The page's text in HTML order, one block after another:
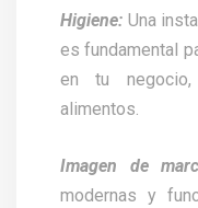
Higiene: Una
es fundamental
en tu negocio,
alimentos.
Imagen de
modernas y